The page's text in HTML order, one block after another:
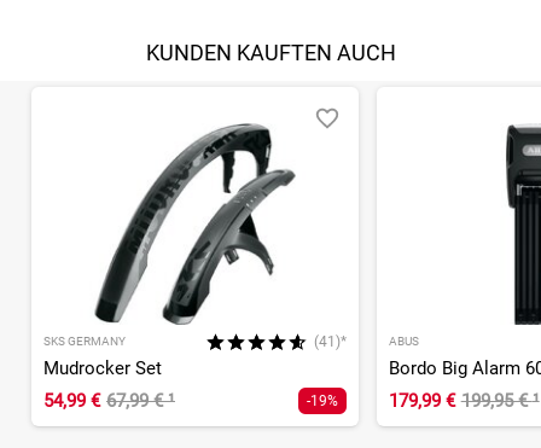
KUNDEN KAUFTEN AUCH
SKS GERMANY (41)*
Mudrocker Set
54,99 € 67,99 €¹ -19%
ABUS
179,99 € 199,95 €¹